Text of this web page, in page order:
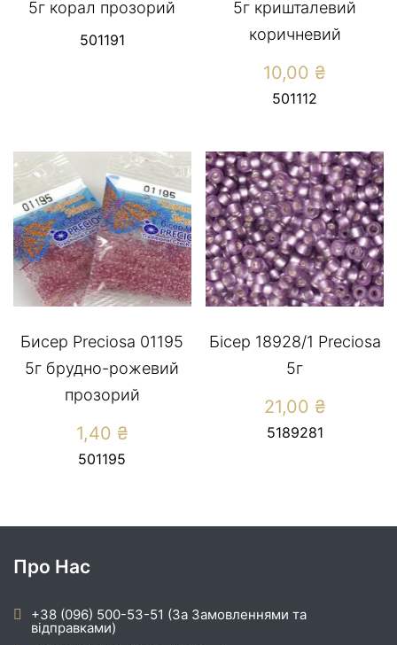
5г корал прозорий
501191
5г кришталевий
коричневий
10,00 ₴
501112
Бисер Preciosa 01195
5г брудно-рожевий
прозорий
1,40 ₴
501195
Бісер 18928/1 Preсiosa
5г
21,00 ₴
5189281
Про Нас
+38 (096) 500-53-51 (За Замовленнями та
відправками)